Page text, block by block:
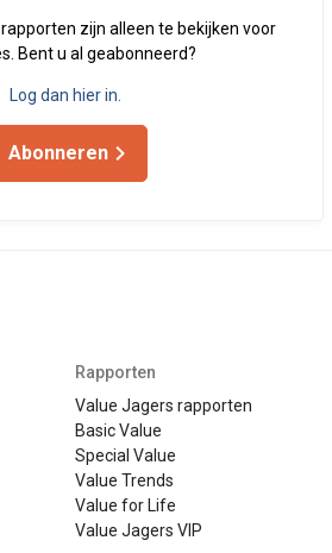
zijn alleen te bekijken voor
Bent u al geabonneerd?
Log dan hier in.
Abonneren
Rapporten
Value Jagers rapporten
Basic Value
Special Value
Value Trends
Value for Life
Value Jagers VIP